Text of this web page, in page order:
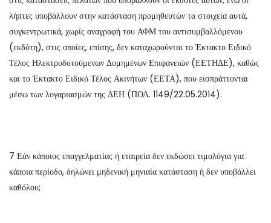
λήπτες υποβάλλουν στην κατάσταση προμηθευτών τα στοιχεία αυτά,
συγκεντρωτικά, χωρίς αναγραφή του ΑΦΜ του αντισυμβαλλόμενου
(εκδότη), στις οποίες, επίσης, δεν καταχωρούνται το Έκτακτο Ειδικό
Τέλος Ηλεκτροδοτούμενων Δομημένων Επιφανειών (ΕΕΤΗΔΕ), καθώς
και το Έκτακτο Ειδικό Τέλος Ακινήτων (ΕΕΤΑ), που εισπράττονται
μέσω των λογαριασμών της ΔΕΗ (ΠΟΛ. 1149/22.05.2014).
7 Εάν κάποιος επαγγελματίας ή εταιρεία δεν εκδώσει τιμολόγια για
κάποια περίοδο, δηλώνει μηδενική μηνιαία κατάσταση ή δεν υποβάλλει
καθόλου;